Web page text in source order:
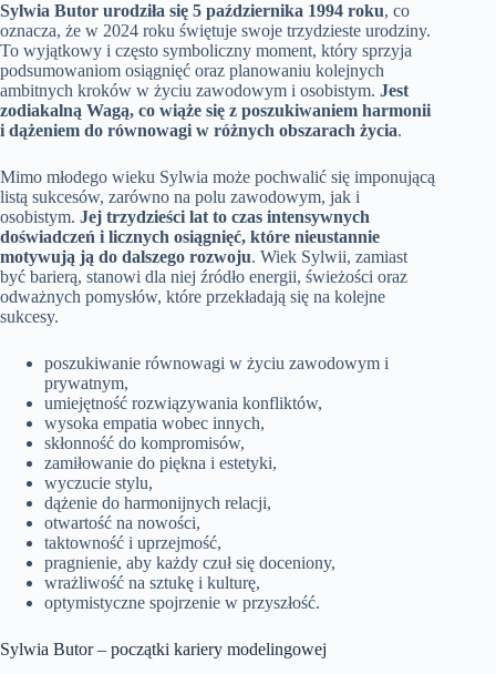
Sylwia Butor urodziła się 5 października 1994 roku, co
oznacza, że w 2024 roku świętuje swoje trzydzieste urodziny.
To wyjątkowy i często symboliczny moment, który sprzyja
podsumowaniom osiągnięć oraz planowaniu kolejnych
ambitnych kroków w życiu zawodowym i osobistym. Jest
zodiakalną Wagą, co wiąże się z poszukiwaniem harmonii
i dążeniem do równowagi w różnych obszarach życia.
Mimo młodego wieku Sylwia może pochwalić się imponującą
listą sukcesów, zarówno na polu zawodowym, jak i
osobistym. Jej trzydzieści lat to czas intensywnych
doświadczeń i licznych osiągnięć, które nieustannie
motywują ją do dalszego rozwoju. Wiek Sylwii, zamiast
być barierą, stanowi dla niej źródło energii, świeżości oraz
odważnych pomysłów, które przekładają się na kolejne
sukcesy.
poszukiwanie równowagi w życiu zawodowym i
prywatnym,
umiejętność rozwiązywania konfliktów,
wysoka empatia wobec innych,
skłonność do kompromisów,
zamiłowanie do piękna i estetyki,
wyczucie stylu,
dążenie do harmonijnych relacji,
otwartość na nowości,
taktowność i uprzejmość,
pragnienie, aby każdy czuł się doceniony,
wrażliwość na sztukę i kulturę,
optymistyczne spojrzenie w przyszłość.
Sylwia Butor – początki kariery modelingowej